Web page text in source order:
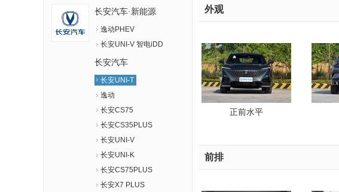
长安汽车·新能源
逸动PHEV
长安UNI-V 智电iDD
长安汽车
长安UNI-T
逸动
长安CS75
长安CS35PLUS
长安UNI-V
长安UNI-K
长安CS75PLUS
长安X7 PLUS
外观
正前水平
前排